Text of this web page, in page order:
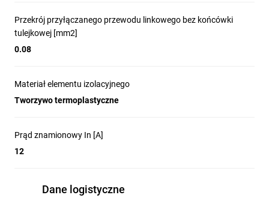
Przekrój przyłączanego przewodu linkowego bez końcówki
tulejkowej [mm2]
0.08
Materiał elementu izolacyjnego
Tworzywo termoplastyczne
Prąd znamionowy In [A]
12
Dane logistyczne